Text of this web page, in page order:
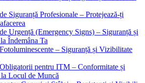
Siguranță Profesionale – Protejează-ți
Urgență (Emergency Signs) – Siguranță și
Îndemâna Ta
– Siguranță și Vizibilitate
pentru ITM – Conformitate și
la Locul de Muncă